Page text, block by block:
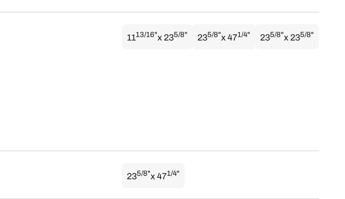
1113/16"x 235/8" 235/8"x 471/4" 235/8"x 235/8"
235/8"x 471/4"